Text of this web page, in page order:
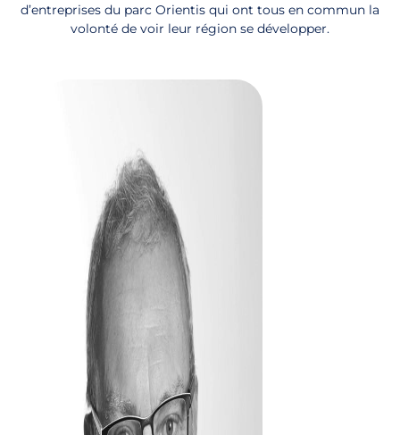
d’entreprises du parc Orientis qui ont tous en commun la
volonté de voir leur région se développer.